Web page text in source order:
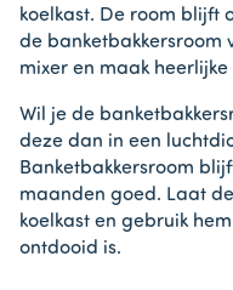
koelkast. De room blijft
de banketbakkersroom
mixer en maak heerlijke
Wil je de
deze dan in een
Banketbakkersroom
maanden goed. Laat
koelkast en gebruik
ontdooid is.